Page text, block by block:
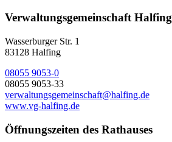
Verwaltungsgemeinschaft Halfing
Wasserburger Str. 1
83128 Halfing
08055 9053-0
08055 9053-33
verwaltungsgemeinschaft@halfing.de
www.vg-halfing.de
Öffnungszeiten des Rathauses